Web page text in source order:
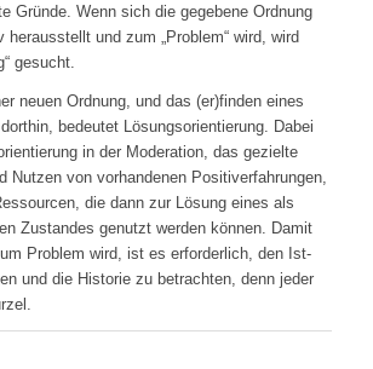
Gründe. Wenn sich die gegebene Ordnung
herausstellt und zum „Problem“ wird, wird
gesucht.
neuen Ordnung, und das (er)finden eines
bedeutet Lösungsorientierung. Dabei
in der Moderation, das gezielte
Nutzen von vorhandenen Positiverfahrungen,
die dann zur Lösung eines als
Zustandes genutzt werden können. Damit
Problem wird, ist es erforderlich, den Ist-
und die Historie zu betrachten, denn jeder